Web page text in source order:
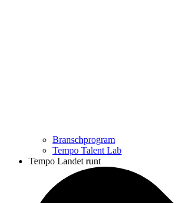
Branschprogram
Tempo Talent Lab
Tempo Landet runt